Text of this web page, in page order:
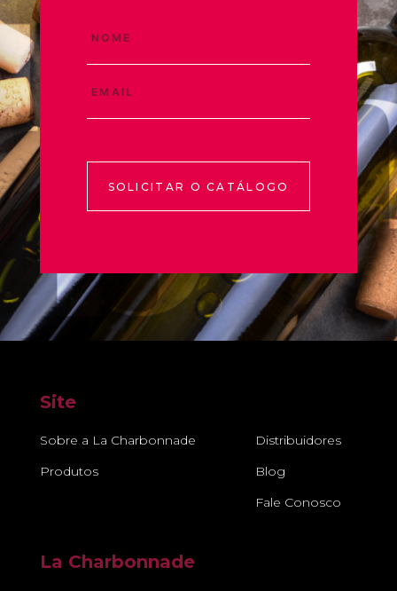
SOLICITAR O CATÁLOGO
Site
Sobre a La Charbonnade
Produtos
Distribuidores
Blog
Fale Conosco
La Charbonnade